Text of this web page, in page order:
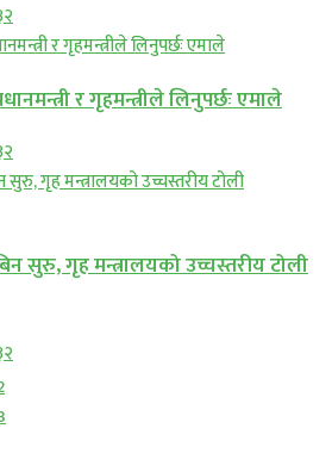
र गृहमन्त्रीले लिनुपर्छः एमाले
सुरु, गृह मन्त्रालयको उच्चस्तरीय टोली